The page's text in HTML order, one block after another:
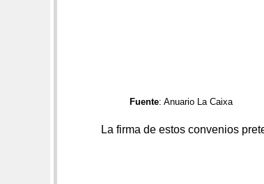
Fuente: Anuario La Caixa
La firma de estos convenios